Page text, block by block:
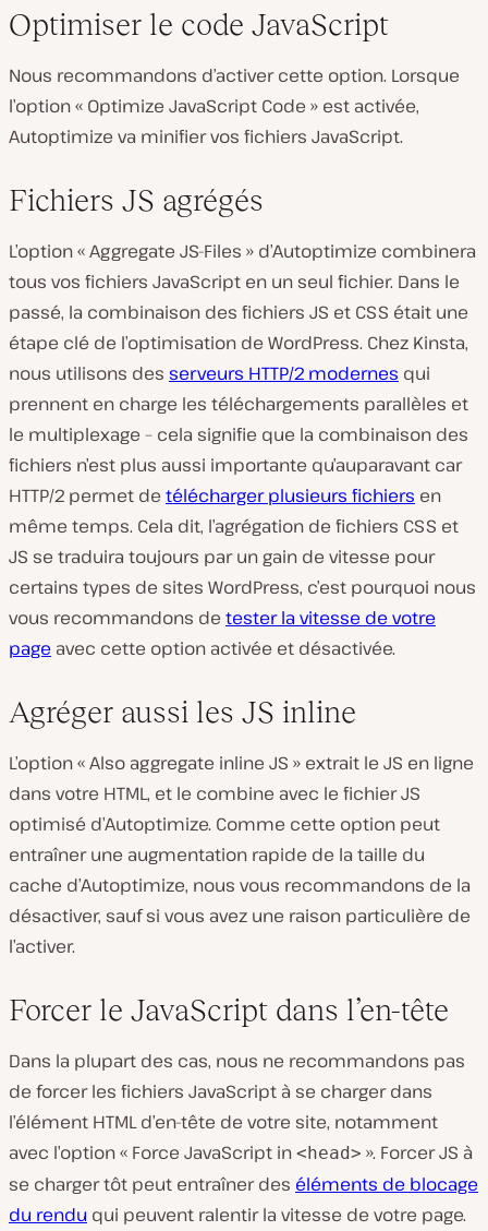
Optimiser le code JavaScript
Nous recommandons d’activer cette option. Lorsque
l’option « Optimize JavaScript Code » est activée,
Autoptimize va minifier vos fichiers JavaScript.
Fichiers JS agrégés
L’option « Aggregate JS-Files » d’Autoptimize combinera
tous vos fichiers JavaScript en un seul fichier. Dans le
passé, la combinaison des fichiers JS et CSS était une
étape clé de l’optimisation de WordPress. Chez Kinsta,
nous utilisons des serveurs HTTP/2 modernes qui
prennent en charge les téléchargements parallèles et
le multiplexage – cela signifie que la combinaison des
fichiers n’est plus aussi importante qu’auparavant car
HTTP/2 permet de télécharger plusieurs fichiers en
même temps. Cela dit, l’agrégation de fichiers CSS et
JS se traduira toujours par un gain de vitesse pour
certains types de sites WordPress, c’est pourquoi nous
vous recommandons de tester la vitesse de votre
page avec cette option activée et désactivée.
Agréger aussi les JS inline
L’option « Also aggregate inline JS » extrait le JS en ligne
dans votre HTML, et le combine avec le fichier JS
optimisé d’Autoptimize. Comme cette option peut
entraîner une augmentation rapide de la taille du
cache d’Autoptimize, nous vous recommandons de la
désactiver, sauf si vous avez une raison particulière de
l’activer.
Forcer le JavaScript dans l’en-tête
Dans la plupart des cas, nous ne recommandons pas
de forcer les fichiers JavaScript à se charger dans
l’élément HTML d’en-tête de votre site, notamment
avec l’option « Force JavaScript in <head> ». Forcer JS à
se charger tôt peut entraîner des éléments de blocage
du rendu qui peuvent ralentir la vitesse de votre page.